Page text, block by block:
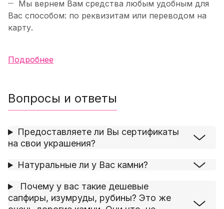
Мы вернем Вам средства любым удобным для
Вас способом: по реквизитам или переводом на
карту.
Подробнее
Вопросы и ответы
Предоставляете ли Вы сертификаты
на свои украшения?
Натуральные ли у Вас камни?
Почему у вас такие дешевые
сапфиры, изумруды, рубины? Это же